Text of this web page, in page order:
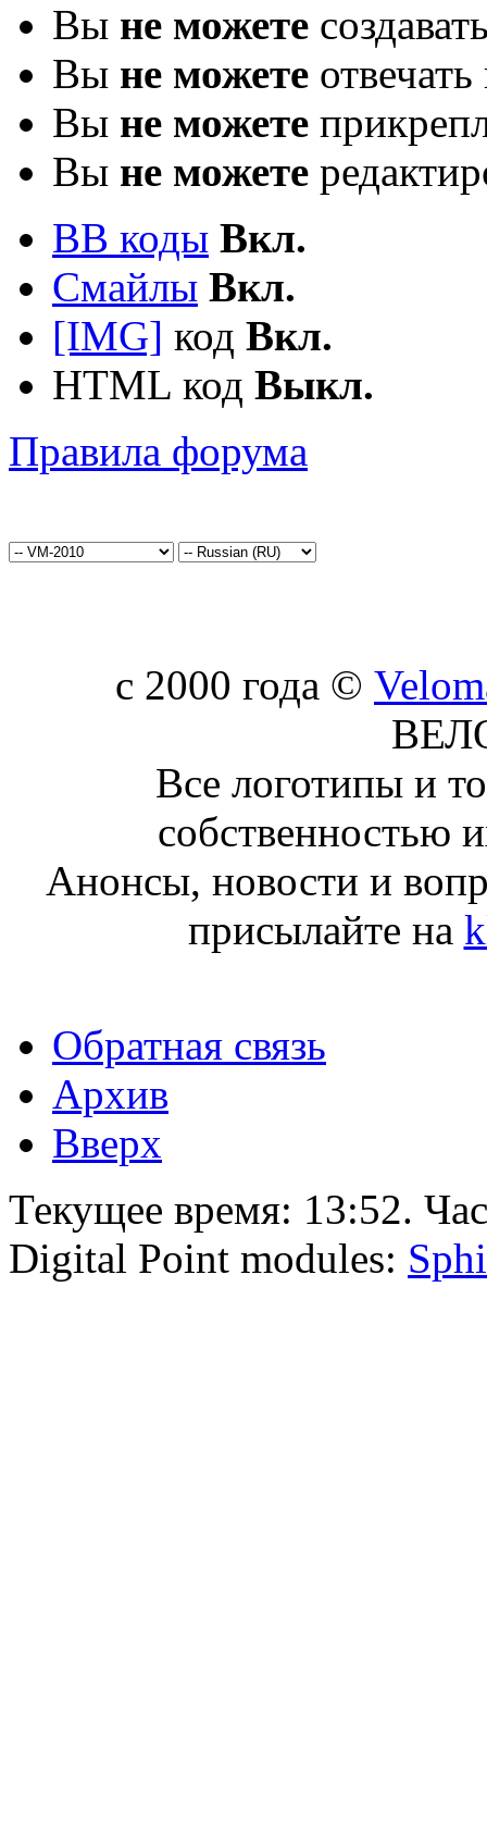
Вы не можете
Вы не можете
Вы не можете
Вы не можете
BB коды Вкл.
Смайлы Вкл.
[IMG] код Вкл.
HTML код Выкл.
Правила форума
c 2000 года ©
Все логотипы и
собственностью
Анонсы, новости и
присылайте на
Обратная связь
Архив
Вверх
Текущее время: 13:52.
Digital Point modules: